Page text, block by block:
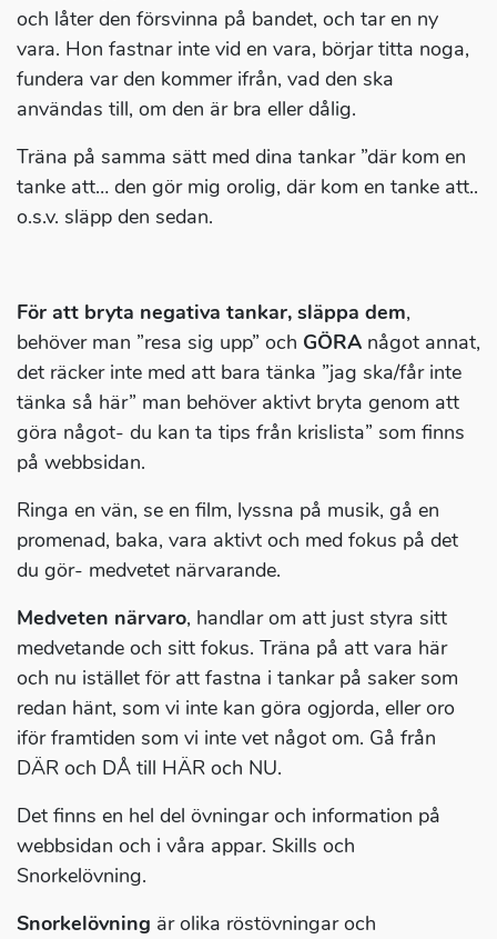
och låter den försvinna på bandet, och tar en ny
vara. Hon fastnar inte vid en vara, börjar titta noga,
fundera var den kommer ifrån, vad den ska
användas till, om den är bra eller dålig.
Träna på samma sätt med dina tankar ”där kom en
tanke att… den gör mig orolig, där kom en tanke att..
o.s.v. släpp den sedan.
För att bryta negativa tankar, släppa dem,
behöver man ”resa sig upp” och GÖRA något annat,
det räcker inte med att bara tänka ”jag ska/får inte
tänka så här” man behöver aktivt bryta genom att
göra något- du kan ta tips från krislista” som finns
på webbsidan.
Ringa en vän, se en film, lyssna på musik, gå en
promenad, baka, vara aktivt och med fokus på det
du gör- medvetet närvarande.
Medveten närvaro, handlar om att just styra sitt
medvetande och sitt fokus. Träna på att vara här
och nu istället för att fastna i tankar på saker som
redan hänt, som vi inte kan göra ogjorda, eller oro
iför framtiden som vi inte vet något om. Gå från
DÄR och DÅ till HÄR och NU.
Det finns en hel del övningar och information på
webbsidan och i våra appar. Skills och
Snorkelövning.
Snorkelövning är olika röstövningar och